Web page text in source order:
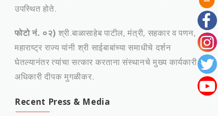
उपस्थित होते.
फोटो नं. ०२) श्री.बाळासाहे‍ब पाटील, मंत्री, सहकार व पणन,
महाराष्‍ट्र राज्‍य यांनी श्री साईबाबांच्या समाधीचे दर्शन
घेतल्‍यानंतर त्‍यांचा सत्कार करताना संस्‍थानचे मुख्‍य कार्यकारी
अधिकारी दीपक मुगळीकर.
Recent Press & Media